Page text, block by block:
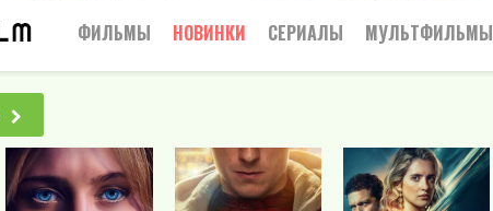
ФИЛЬМЫ
2025
Боевики
Вестерн
НОВИНКИ СЕРИАЛЫ
Боевик
Мелодрамы
МУЛЬТФИЛЬМЫ